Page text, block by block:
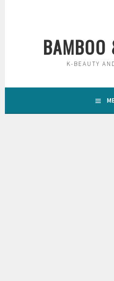
K-BEAUTY